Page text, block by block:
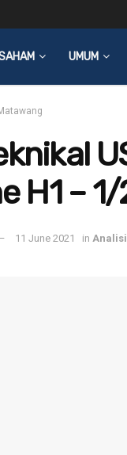
UMUM
H1 –
11 June 2021 in